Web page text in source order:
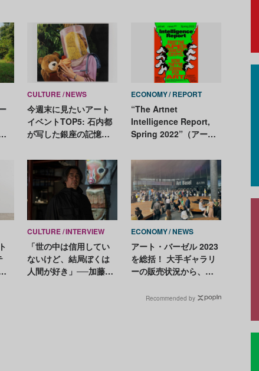
CULTURE NEWS
今週末に見たいアート
イベントTOP5: 石内都
が写した銀座の記憶、
アルフレド・ジャーの
ヒロシマ賞受賞記念展
ECONOMY REPORT
“The Artnet
Intelligence Report,
Spring 2022”（アート
ンス・リポート2022年
春版）
CULTURE INTERVIEW
「世の中は信用してい
ないけど、結局ぼくは
人間が好き」──加藤泉
ECONOMY NEWS
アート・バーゼル 2023
を総括！ 大手ギャラリ
ーの販売状況から、注
Recommended by